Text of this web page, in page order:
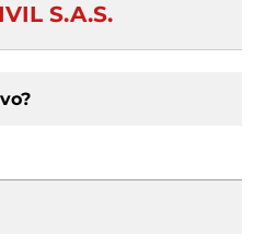
S.A.S.